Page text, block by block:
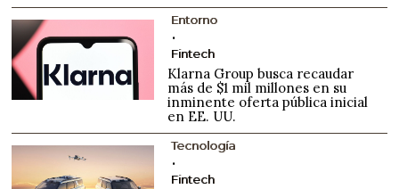
Entorno
Fintech
Klarna Group busca recaudar
más de $1 mil millones en su
inminente oferta pública inicial
en EE. UU.
Tecnología
Fintech